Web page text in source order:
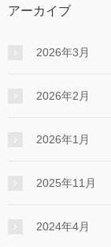
アーカイブ
2026年3月
2026年2月
2026年1月
2025年11月
2024年4月